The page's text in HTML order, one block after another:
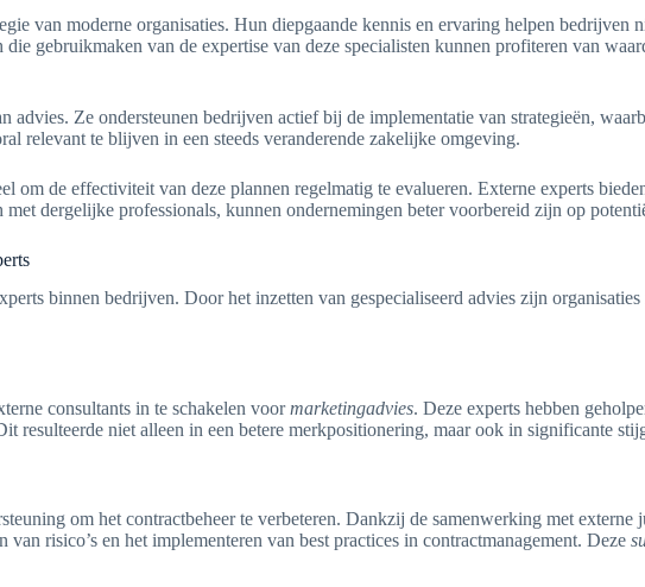
van moderne organisaties. Hun diepgaande kennis en ervaring helpen
die gebruikmaken van de expertise van deze specialisten kunnen profiteren van
advies. Ze ondersteunen bedrijven actief bij de implementatie van strategieën,
relevant te blijven in een steeds veranderende zakelijke omgeving.
om de effectiviteit van deze plannen regelmatig te evalueren. Externe experts
dergelijke professionals, kunnen ondernemingen beter voorbereid zijn op
binnen bedrijven. Door het inzetten van gespecialiseerd advies zijn
consultants in te schakelen voormarketingadvies. Deze experts hebben
resulteerde niet alleen in een betere merkpositionering, maar ook in significante
om het contractbeheer te verbeteren. Dankzij de samenwerking met
risico’s en het implementeren van best practices in contractmanagement. Deze